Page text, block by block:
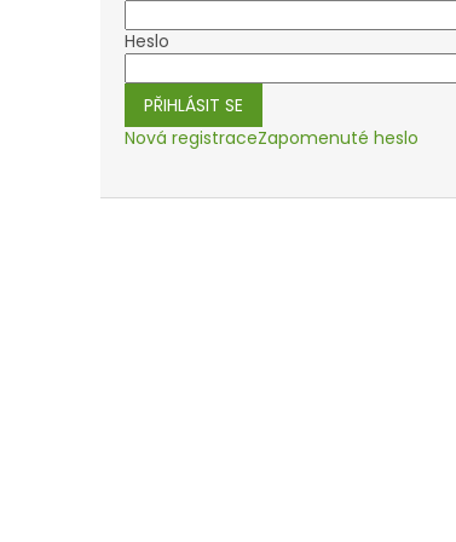
Heslo
PŘIHLÁSIT SE
Nová registraceZapomenuté heslo